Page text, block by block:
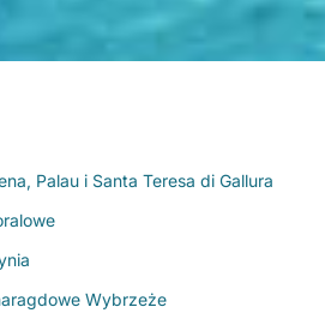
Palau i Santa Teresa di Gallura
Wybrzeże